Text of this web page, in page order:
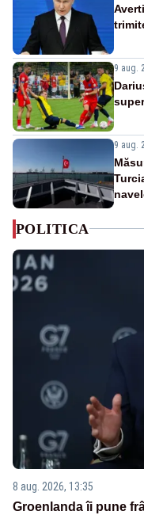
9 aug.
9 aug.
POLITICA
8 aug. 2026, 13:35
Groenlanda îi pune